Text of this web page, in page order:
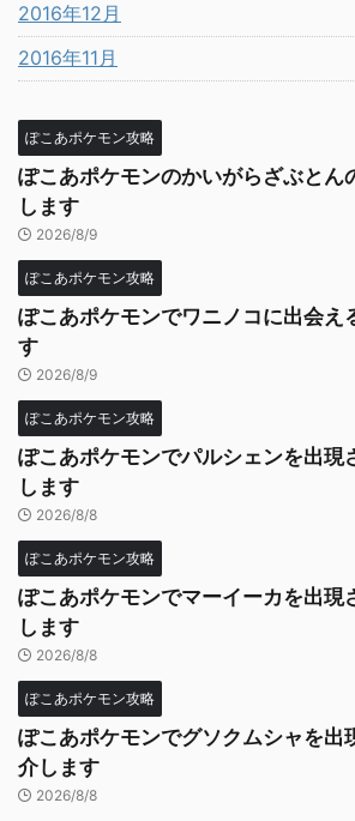
2016年12月
2016年11月
ぽこあポケモン攻略
ぽこあポケモンのかいがらざぶとん
します
2026/8/9
ぽこあポケモン攻略
ぽこあポケモンでワニノコに出会え
す
2026/8/9
ぽこあポケモン攻略
ぽこあポケモンでパルシェンを出現
します
2026/8/8
ぽこあポケモン攻略
ぽこあポケモンでマーイーカを出現
します
2026/8/8
ぽこあポケモン攻略
ぽこあポケモンでグソクムシャを出
介します
2026/8/8